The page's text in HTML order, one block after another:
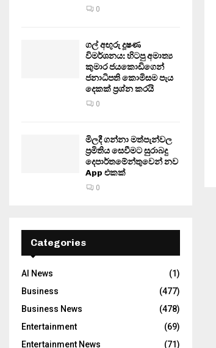
0
ගල් අඟුරු දූෂණ
විමර්ශනය: හිටපු අමාත්‍ය
කුමාර ජයකොඩිගෙන්
ජනාධිපති කොමිසම පැය
දෙකක් ප්‍රශ්න කරයි
0
මිලදී ගන්නා මත්පැන්වල
ප්‍රමිතිය සෙවීමට සුරාබදු
දෙපාර්තමේන්තුවෙන් නව
App එකක්
0
Categories
AI News
(1)
Business
(477)
Business News
(478)
Entertainment
(69)
Entertainment News
(71)